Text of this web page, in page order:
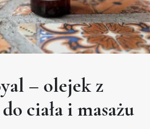
– olejek z
ciała i masażu